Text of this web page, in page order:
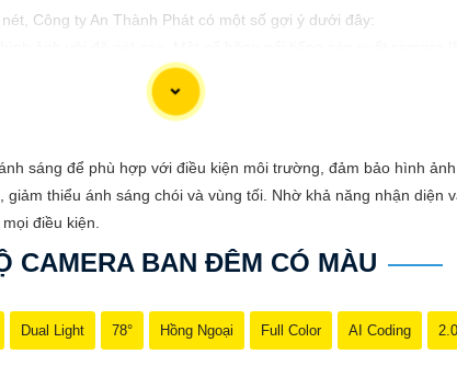
Công ty An Thành Phát có một số gợi ý dưới đây:
sắc nét ở độ phân giải cao, đồng thời đơn giản trong việc lắp
360 độ có khả năng quay quét nhanh, cung cấp hình ảnh sắc
phù hợp nhất với bạn. Đừng quên cân nhắc các yếu tố như độ
sáng để phù hợp với điều kiện môi trường, đảm bảo hình
thiểu ánh sáng chói và vùng tối. Nhờ khả năng nhận diện
điều kiện.
CAMERA BAN ĐÊM CÓ MÀU
Dual Light 78° Hồng Ngoại Full Color AI Coding